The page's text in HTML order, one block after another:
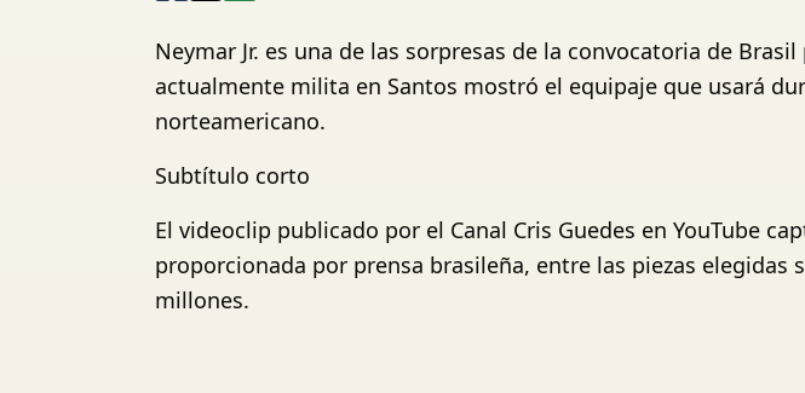
Neymar Jr. es una de las sorpresas de la convocatoria de
actualmente milita en Santos mostró el equipaje que usará
norteamericano.
Subtítulo corto
El videoclip publicado por el Canal Cris Guedes en YouTube
proporcionada por prensa brasileña, entre las piezas elegidas
millones.